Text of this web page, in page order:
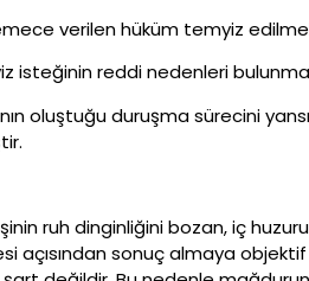
verilen hüküm temyiz
isteğinin reddi nedenleri
oluştuğu duruşma sürecini
ruh dinginliğini bozan, iç
açısından sonuç almaya